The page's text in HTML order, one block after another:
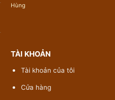
Hùng
TÀI KHOẢN
Tài khoản của tôi
Cửa hàng